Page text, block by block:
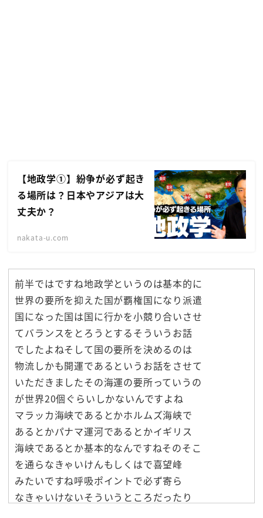
【地政学①】紛争が必ず起き
る場所は？日本やアジアは大
丈夫か？
nakata-u.com
前半ではですね地政学というのは基本的に
世界の要所を抑えた国が覇権国になり派遣
国になった国は国に行かを小競り合いさせ
てバランスをとろうとするそういうお話
でしたよねそして国の要所を決めるのは
物流しかも開運であるというお話をさせて
いただきましたその海運の要所っていうの
が世界20個ぐらいしかないんですよね
マラッカ海峡であるとかホルムズ海峡で
あるとかパナマ運河であるとかイギリス
海峡であるとか基本的なんですねそのそこ
を通らなきゃいけんもしくはで喜望峰
みたいですね呼吸ポイントで必ず寄ら
なきゃいけないそういうところだったり